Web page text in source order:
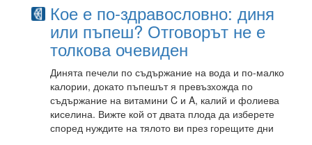
Кое е по-здравословно: диня
или пъпеш? Отговорът не е
толкова очевиден
Динята печели по съдържание на вода и по-малко
калории, докато пъпешът я превъзхожда по
съдържание на витамини C и A, калий и фолиева
киселина. Вижте кой от двата плода да изберете
според нуждите на тялото ви през горещите дни